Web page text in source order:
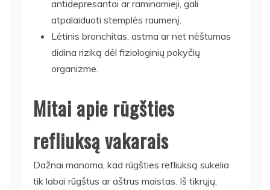
antidepresantai ar raminamieji, gali
atpalaiduoti stemplės raumenį.
Lėtinis bronchitas, astma ar net nėštumas
didina riziką dėl fiziologinių pokyčių
organizme.
Mitai apie rūgšties
refliuksą vakarais
Dažnai manoma, kad rūgšties refliuksą sukelia
tik labai rūgštus ar aštrus maistas. Iš tikrųjų,